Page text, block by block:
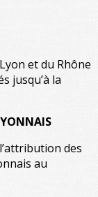
et du Rhône
jusqu’à la
des
au